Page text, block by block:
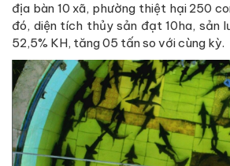
địa bàn 10 xã, phường thiệt hại 250
đó, diện tích thủy sản đạt 10ha, sản
52,5% KH, tăng 05 tấn so với cùng kỳ.